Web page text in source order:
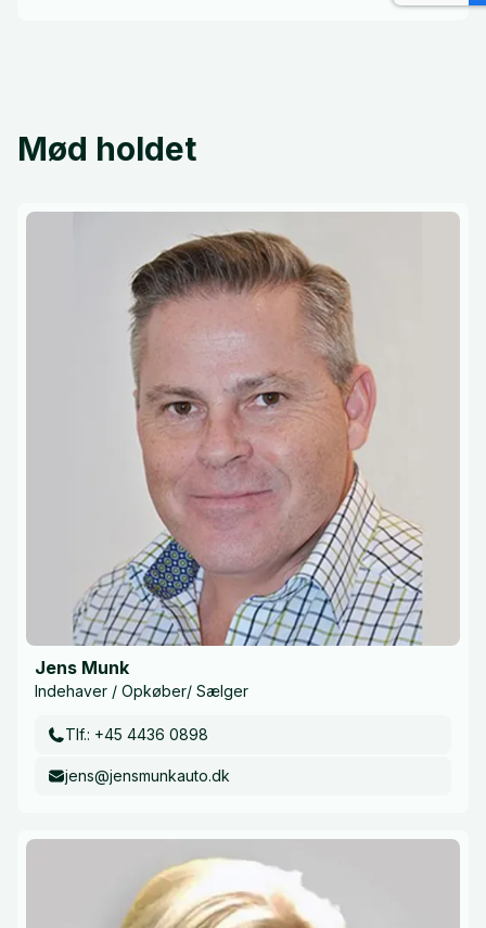
Mød holdet
Jens Munk
Indehaver / Opkøber/ Sælger
Tlf.: +45 4436 0898
jens@jensmunkauto.dk